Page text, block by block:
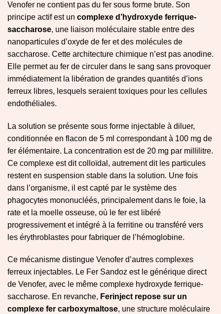
Venofer ne contient pas du fer sous forme brute. Son
principe actif est un complexe d’hydroxyde ferrique-
saccharose, une liaison moléculaire stable entre des
nanoparticules d’oxyde de fer et des molécules de
saccharose. Cette architecture chimique n’est pas anodine.
Elle permet au fer de circuler dans le sang sans provoquer
immédiatement la libération de grandes quantités d’ions
ferreux libres, lesquels seraient toxiques pour les cellules
endothéliales.
La solution se présente sous forme injectable à diluer,
conditionnée en flacon de 5 ml correspondant à 100 mg de
fer élémentaire. La concentration est de 20 mg par millilitre.
Ce complexe est dit colloïdal, autrement dit les particules
restent en suspension stable dans la solution. Une fois
dans l’organisme, il est capté par le système des
phagocytes mononucléés, principalement dans le foie, la
rate et la moelle osseuse, où le fer est libéré
progressivement et intégré à la ferritine ou transféré vers
les érythroblastes pour fabriquer de l’hémoglobine.
Ce mécanisme distingue Venofer d’autres complexes
ferreux injectables. Le Fer Sandoz est le générique direct
de Venofer, avec le même complexe hydroxyde ferrique-
saccharose. En revanche, Ferinject repose sur un
complexe fer carboxymaltose, une structure moléculaire